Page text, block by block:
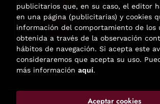
Esta actividad ha
para la modernización
la Comunidad de
correspondiente al
publicitarios que, en su caso, el editor
en una página (publicitarias) y cookies
información del comportamiento de los
obtenida a través de la observación
hábitos de navegación. Si acepta este
consideraremos que acepta su uso.
más información aquí.
Aceptar cookies